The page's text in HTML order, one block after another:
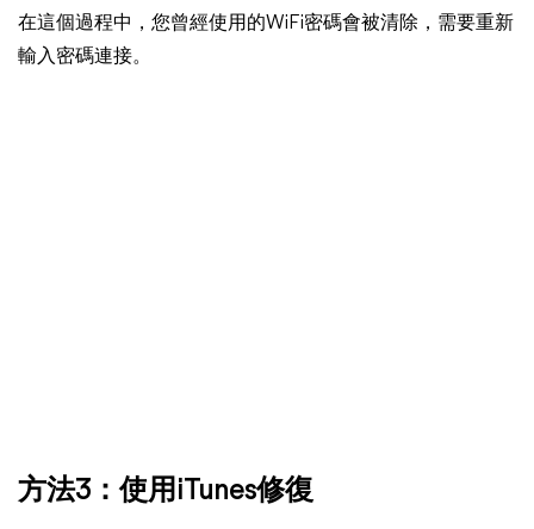
在這個過程中，您曾經使用的WiFi密碼會被清除，需要重新
輸入密碼連接。
方法3：使用iTunes修復